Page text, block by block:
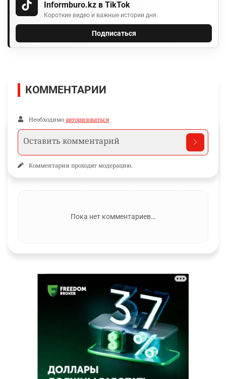
Informburo.kz в TikTok
Короткие видео и важные истории дня.
Подписаться
КОММЕНТАРИИ
Необходимо авторизоваться
Комментарии проходят модерацию.
Пока нет комментариев…